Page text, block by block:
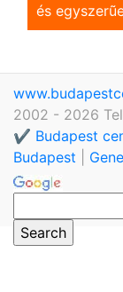
és
2002 - 2026
✔️ Budapest
Budapest